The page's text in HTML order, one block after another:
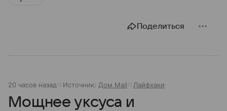
Поделиться
20 часов назад Источник: Дом Mail Лайфхаки
Мощнее уксуса и